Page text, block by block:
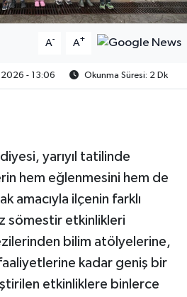
A- A+
- 13:06 Okunma Süresi: 2 Dk
yarıyıl tatilinde
hem eğlenmesini hem de
amacıyla ilçenin farklı
sömestir etkinlikleri
bilim atölyelerine,
kadar geniş bir
etkinliklere binlerce